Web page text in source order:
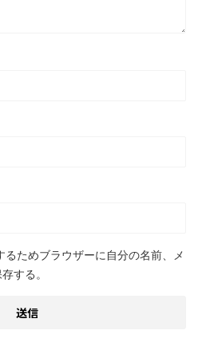
るためブラウザーに自分の名前、メ
する。